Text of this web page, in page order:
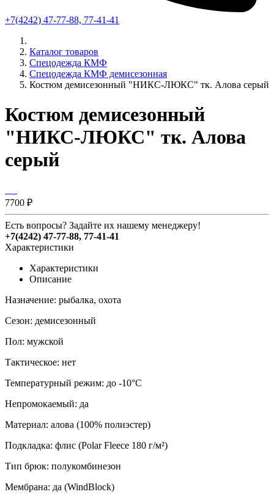
+7(4242) 47-77-88, 77-41-41
Каталог товаров
Спецодежда КМФ
Спецодежда КМФ демисезонная
Костюм демисезонный "НИКС-ЛЮКС" тк. Алова серый
Костюм демисезонный
"НИКС-ЛЮКС" тк. Алова
серый
7700 ₽
Есть вопросы? Задайте их нашему менеджеру!
+7(4242) 47-77-88, 77-41-41
Характеристики
Характеристики
Описание
Назначение: рыбалка, охота
Сезон: демисезонный
Пол: мужской
Тактическое: нет
Температурный режим: до -10°C
Непромокаемый: да
Материал: алова (100% полиэстер)
Подкладка: флис (Polar Fleece 180 г/м²)
Тип брюк: полукомбинезон
Мембрана: да (WindBloсk)